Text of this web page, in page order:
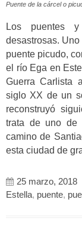
Puente de la cárcel o
Los puentes y
desastrosas.
puente picudo,
el río Ega en
Guerra Carlista
siglo XX de un
reconstruyó
trata de uno de
camino de
esta ciudad de
25 marzo, 2018
Estella, puente,